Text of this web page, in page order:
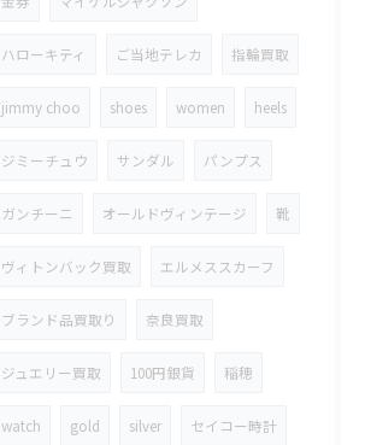
ハローキティ ご当地テレカ 指輪買取
jimmy choo shoes women heels
ジミーチュウ サンダル パンプス
ガンチーニ オールドヴィンテージ 靴
ヴィトンバック買取 エルメススカーフ
ブランド品買取り 奈良買取
ジュエリー買取 100円銀貨 稲穂
watch gold silver セイコー時計